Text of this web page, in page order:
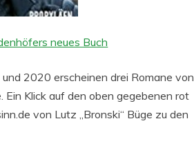
neues Buch
2020 erscheinen drei Romane von
Klick auf den oben gegebenen rot
von Lutz „Bronski“ Büge zu den